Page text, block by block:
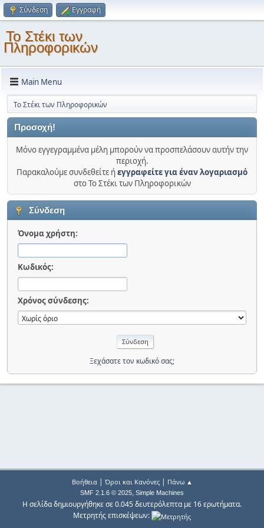
Σύνδεση Εγγραφή
Το Στέκι των
Πληροφορικών
Main Menu
Το Στέκι των Πληροφορικών
Προσοχή!
Μόνο εγγεγραμμένα μέλη μπορούν να προσπελάσουν αυτήν την
περιοχή.
Παρακαλούμε συνδεθείτε ήεγγραφείτε για έναν λογαριασμό
στο Το Στέκι των Πληροφορικών
Σύνδεση
Όνομα χρήστη:
Κωδικός:
Χρόνος σύνδεσης:
Ξεχάσατε τον κωδικό σας;
Βοήθεια| Όροι και Κανόνες| Πάνω ▲
SMF 2.1.6 © 2025, Simple Machines
Η σελίδα δημιουργήθηκε σε 0.045 δευτερόλεπτα με 16 ερωτήματα.
Μετρητής επισκέψεων: